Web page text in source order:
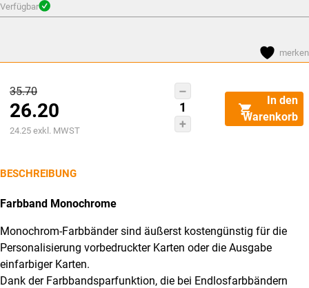
Verfügbar
merken
35.70Ursprünglicher
Preis
war:
26.20
Aktueller
ist:
24.25 exkl. MWST
EVOLIS
Farbband
Monochrome
In den
Warenkorb
BESCHREIBUNG
Farbband Monochrome
Monochrom-Farbbänder sind äußerst kostengünstig für die
Personalisierung vorbedruckter Karten oder die Ausgabe
einfarbiger Karten.
Dank der Farbbandsparfunktion, die bei Endlosfarbbändern